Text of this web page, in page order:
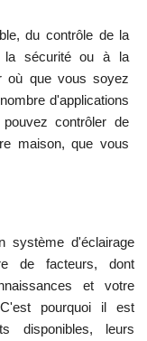
du contrôle de la
la sécurité ou à la
où que vous soyez
d'applications
contrôler de
maison, que vous
système d'éclairage
de facteurs, dont
et votre
pourquoi il est
disponibles, leurs